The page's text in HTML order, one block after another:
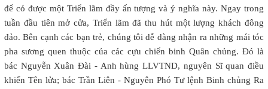
để có được một Triển lãm đầy ấn tượng và ý nghĩa này. Ngay trong
tuần đầu tiên mở cửa, Triển lãm đã thu hút một lượng khách đông
đảo. Bên cạnh các bạn trẻ, chúng tôi dễ dàng nhận ra những mái tóc
pha sương quen thuộc của các cựu chiến binh Quân chủng. Đó là
bác Nguyễn Xuân Đài - Anh hùng LLVTND, nguyên Sĩ quan điều
khiển Tên lửa; bác Trần Liên - Nguyên Phó Tư lệnh Binh chủng Ra